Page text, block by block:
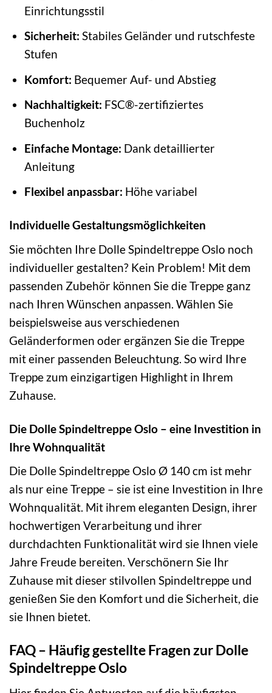
Einrichtungsstil
Sicherheit: Stabiles Geländer und rutschfeste
Stufen
Komfort: Bequemer Auf- und Abstieg
Nachhaltigkeit: FSC®-zertifiziertes
Buchenholz
Einfache Montage: Dank detaillierter
Anleitung
Flexibel anpassbar: Höhe variabel
Individuelle Gestaltungsmöglichkeiten
Sie möchten Ihre Dolle Spindeltreppe Oslo noch
individueller gestalten? Kein Problem! Mit dem
passenden Zubehör können Sie die Treppe ganz
nach Ihren Wünschen anpassen. Wählen Sie
beispielsweise aus verschiedenen
Geländerformen oder ergänzen Sie die Treppe
mit einer passenden Beleuchtung. So wird Ihre
Treppe zum einzigartigen Highlight in Ihrem
Zuhause.
Die Dolle Spindeltreppe Oslo – eine Investition in
Ihre Wohnqualität
Die Dolle Spindeltreppe Oslo Ø 140 cm ist mehr
als nur eine Treppe – sie ist eine Investition in Ihre
Wohnqualität. Mit ihrem eleganten Design, ihrer
hochwertigen Verarbeitung und ihrer
durchdachten Funktionalität wird sie Ihnen viele
Jahre Freude bereiten. Verschönern Sie Ihr
Zuhause mit dieser stilvollen Spindeltreppe und
genießen Sie den Komfort und die Sicherheit, die
sie Ihnen bietet.
FAQ – Häufig gestellte Fragen zur Dolle
Spindeltreppe Oslo